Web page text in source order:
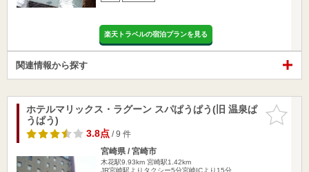
楽天トラベルの宿泊プランを見る
関連情報から探す
お気に入
りに追加
ホテルマリックス・ラグーン スパぱうぱう(旧 温泉ぱ
うぱう)
3.8点/ 9 件
宮崎県 / 宮崎市
木花駅9.93km 宮崎駅1.42km
JR宮崎駅よりタクシー5分宮崎ICより15分